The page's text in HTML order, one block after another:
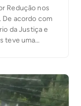
Redução nos
acordo com
da Justiça e
teve uma
seguida